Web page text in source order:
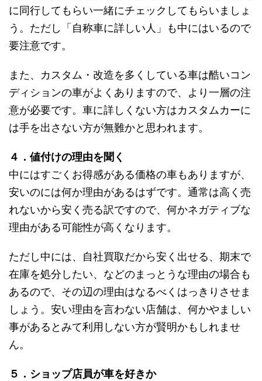
に同行してもらい一緒にチェックしてもらいましょ
う。ただし「自称車に詳しい人」も中にはいるので
要注意です。
また、カスタム・改造を多くしている車は酷いコン
ディションの車がよくありますので、より一層の注
意が必要です。車に詳しくない方はカスタムカーに
は手を出さない方が無難かと思われます。
４．値付けの理由を聞く
中にはすごくお得感がある価格の車もありますが、
安いのには何か理由があるはずです。通常は高く売
れないから安く売る訳ですので、何かネガティブな
理由がある可能性が高くなります。
ただし中には、自社買取だから安く出せる、期末で
在庫を処分したい、などのまっとうな理由の場合も
あるので、その辺の理由はなるべくはっきりさせま
しょう。安い理由を言わない店舗は、何かやましい
事があるとみて利用しない方が賢明かもしれませ
ん。
５．ショップ店員が車を好きか